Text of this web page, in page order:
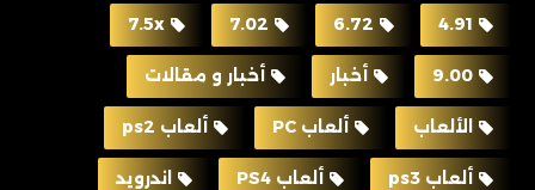
4.91
6.72
7.02
7.5x
9.00 أخبار أخبار و مقالات
الألعاب ألعاب PC ألعاب ps2
ألعاب ps3 ألعاب PS4 اندرويد